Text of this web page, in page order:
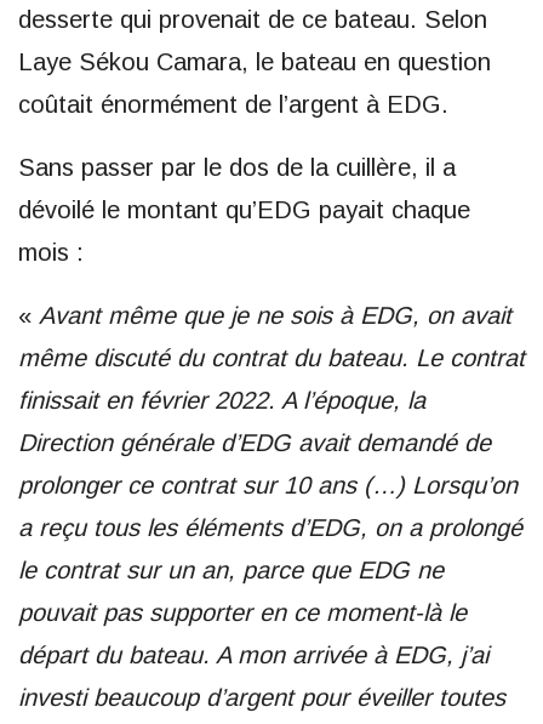
desserte qui provenait de ce bateau. Selon
Laye Sékou Camara, le bateau en question
coûtait énormément de l’argent à EDG.
Sans passer par le dos de la cuillère, il a
dévoilé le montant qu’EDG payait chaque
mois :
« Avant même que je ne sois à EDG, on avait
même discuté du contrat du bateau. Le contrat
finissait en février 2022. A l’époque, la
Direction générale d’EDG avait demandé de
prolonger ce contrat sur 10 ans (…) Lorsqu’on
a reçu tous les éléments d’EDG, on a prolongé
le contrat sur un an, parce que EDG ne
pouvait pas supporter en ce moment-là le
départ du bateau. A mon arrivée à EDG, j’ai
investi beaucoup d’argent pour éveiller toutes